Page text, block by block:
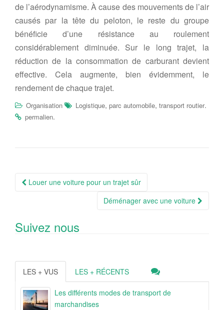
de l’aérodynamisme. À cause des mouvements de l’air
causés par la tête du peloton, le reste du groupe
bénéficie d’une résistance au roulement
considérablement diminuée. Sur le long trajet, la
réduction de la consommation de carburant devient
effective. Cela augmente, bien évidemment, le
rendement de chaque trajet.
Organisation Logistique, parc automobile, transport routier.
permalien.
Navigation
Louer une voiture pour un trajet sûr
Déménager avec une voiture
Suivez nous
LES + VUS LES + RÉCENTS
Les différents modes de transport de
marchandises